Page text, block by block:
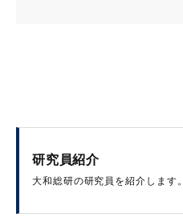
研究員紹介
大和総研の研究員を紹介します。